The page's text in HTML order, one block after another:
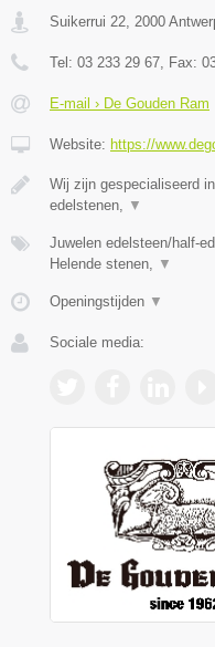
Suikerrui 22, 2000
Tel: 03 233 29 67, Fax:
E-mail › De Gouden Ram
Website: https://
Wij zijn gespecialiseerd
edelstenen, ▼
Juwelen edelsteen/half-
Helende stenen, ▼
Openingstijden ▼
Sociale media: